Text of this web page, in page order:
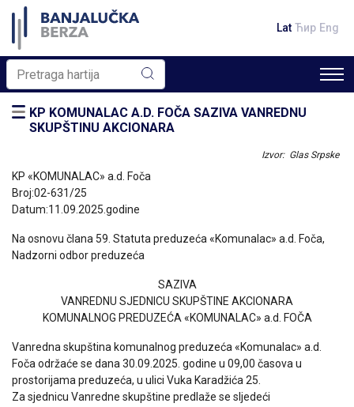
Lat Ћир Eng
KP KOMUNALAC A.D. FOČA SAZIVA VANREDNU
SKUPŠTINU AKCIONARA
Izvor: Glas Srpske
KP «KOMUNALAC» a.d. Foča
Broj:02-631/25
Datum:11.09.2025.godine
Na osnovu člana 59. Statuta preduzeća «Komunalac» a.d. Foča,
Nadzorni odbor preduzeća
SAZIVA
VANREDNU SJEDNICU SKUPŠTINE AKCIONARA
KOMUNALNOG PREDUZEĆA «KOMUNALAC» a.d. FOČA
Vanredna skupština komunalnog preduzeća «Komunalac» a.d.
Foča održaće se dana 30.09.2025. godine u 09,00 časova u
prostorijama preduzeća, u ulici Vuka Karadžića 25.
Za sjednicu Vanredne skupštine predlaže se sljedeći